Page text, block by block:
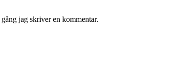
jag skriver en kommentar.